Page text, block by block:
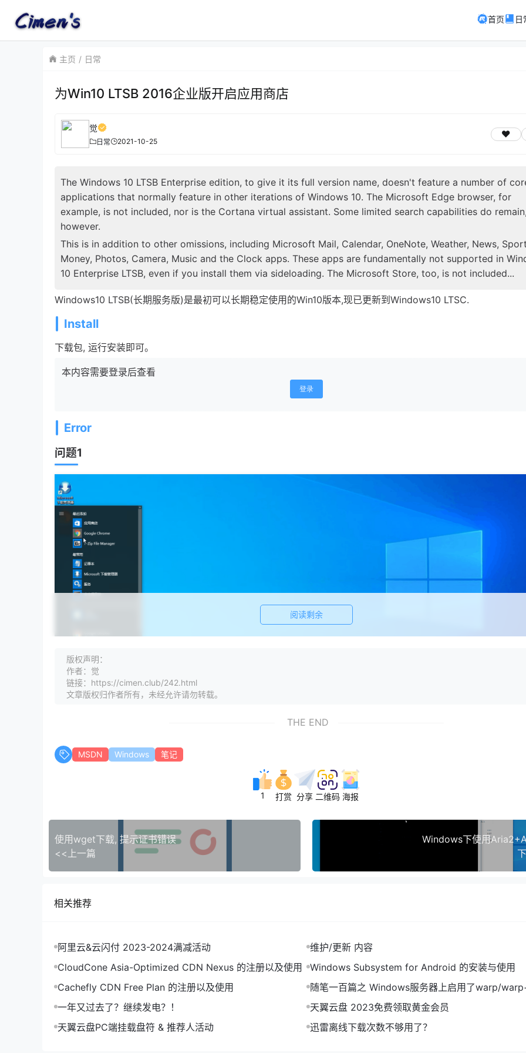
首页 日
主页 日常
为Win10 LTSB 2016企业版开启应用商店
觉
日常 2021-10-25
The Windows 10 LTSB Enterprise edition, to give it its full version name, doesn't feature a number of
applications that normally feature in other iterations of Windows 10. The Microsoft Edge browser, for
example, is not included, nor is the Cortana virtual assistant. Some limited search capabilities do
however.
This is in addition to other omissions, including Microsoft Mail, Calendar, OneNote, Weather, News,
Money, Photos, Camera, Music and the Clock apps. These apps are fundamentally not supported in
10 Enterprise LTSB, even if you install them via sideloading. The Microsoft Store, too, is not included...
Windows10 LTSB(长期服务版)是最初可以长期稳定使用的Win10版本,现已更新到Windows10 LTSC.
Install
下载包, 运行安装即可。
本内容需要登录后查看
登录
Error
问题1
控制面板->系统和安全->用户账户控制设置->调节到默认的等级(从上往下数第二格)
注意, 该操作完成后, 需要重启系统才会生效。
阅读剩余
版权声明：
作者：觉
链接：https://cimen.club/242.html
文章版权归作者所有，未经允许请勿转载。
THE END
MSDN Windows 笔记
1 打赏 分享 二维码 海报
使用wget下载, 提示证书错误
<<上一篇
Windows下使用
相关推荐
阿里云&云闪付 2023-2024满减活动
维护/更新 内容
CloudCone Asia-Optimized CDN Nexus 的注册以及使用
Windows Subsystem for Android 的安装与使用
Cachefly CDN Free Plan 的注册以及使用
随笔一百篇之 Windows服务器上启用了warp/
外部网络无法通过RDP远程连接
一年又过去了？继续发电？！
天翼云盘 2023免费领取黄金会员
天翼云盘PC端挂载盘符 & 推荐人活动
迅雷离线下载次数不够用了？